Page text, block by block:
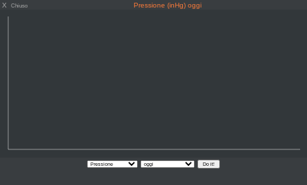
X Chiuso Pressione (inHg) oggi